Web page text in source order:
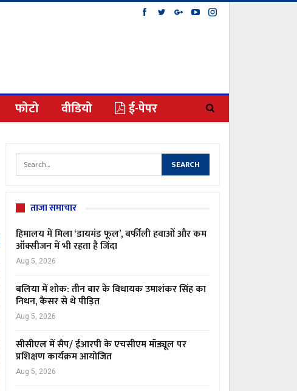
फोटो वीडियो ई-पेपर
ताजा समाचार
हिमालय में मिला ‘डायमंड फूल’, बर्फीली हवाओं और कम
ऑक्सीजन में भी रहता है जिंदा
Aug 5, 2026
बलिया में शोक: तीन बार के विधायक उमाशंकर सिंह का
निधन, कैंसर से थे पीड़ित
Aug 5, 2026
सीसीएल में सैप/ ईआरपी के एचसीएम मॉड्यूल पर
प्रशिक्षण कार्यक्रम आयोजित
Aug 5, 2026